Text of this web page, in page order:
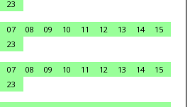
23
07 08 09 10 11 12 13 14
15
23
07 08 09 10 11 12 13 14
15
23